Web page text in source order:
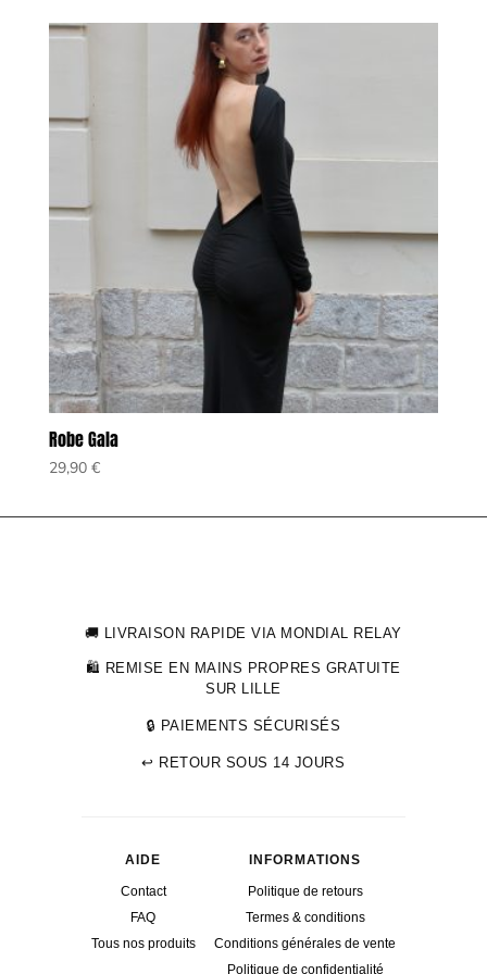
Robe Gala
29,90 €
🚚 LIVRAISON RAPIDE VIA MONDIAL RELAY
🛍 REMISE EN MAINS PROPRES GRATUITE
SUR LILLE
🔒 PAIEMENTS SÉCURISÉS
↩ RETOUR SOUS 14 JOURS
AIDE
Contact
FAQ
Tous nos produits
INFORMATIONS
Politique de retours
Termes & conditions
Conditions générales de vente
Politique de confidentialité